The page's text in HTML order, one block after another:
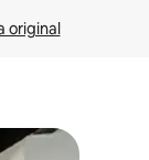
original